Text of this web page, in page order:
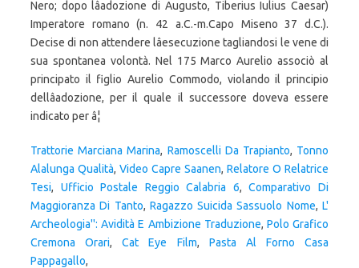
Trattorie Marciana Marina, Ramoscelli Da Trapianto, Tonno
Alalunga Qualità, Video Capre Saanen, Relatore O Relatrice
Tesi, Ufficio Postale Reggio Calabria 6,Comparativo Di
Maggioranza Di Tanto, Ragazzo Suicida Sassuolo Nome,L'
Archeologia'': Avidità E Ambizione Traduzione, Polo Grafico
Cremona Orari,Cat Eye Film, Pasta Al Forno Casa
Pappagallo,